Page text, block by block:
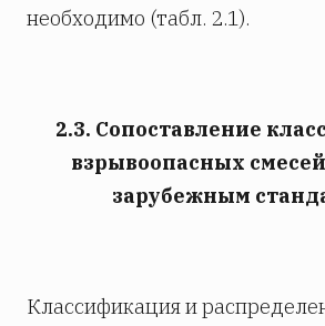
необходимо (табл. 2.1).
2.3. Сопоставление
взрывоопасных
зарубежным
Классификация и